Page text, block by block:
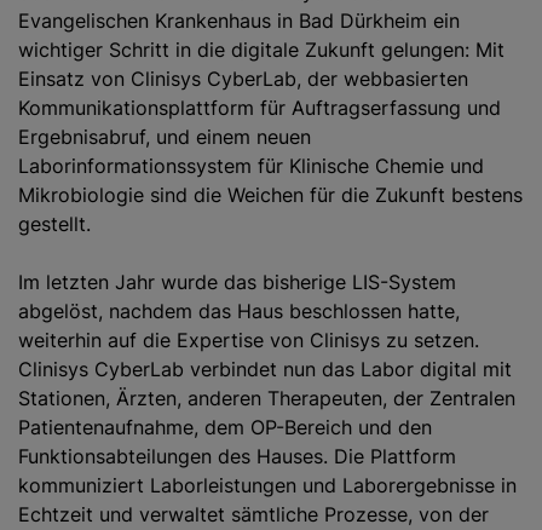
Evangelischen Krankenhaus in Bad Dürkheim ein
wichtiger Schritt in die digitale Zukunft gelungen: Mit
Einsatz von Clinisys CyberLab, der webbasierten
Kommunikationsplattform für Auftragserfassung und
Ergebnisabruf, und einem neuen
Laborinformationssystem für Klinische Chemie und
Mikrobiologie sind die Weichen für die Zukunft bestens
gestellt.
Im letzten Jahr wurde das bisherige LIS-System
abgelöst, nachdem das Haus beschlossen hatte,
weiterhin auf die Expertise von Clinisys zu setzen.
Clinisys CyberLab verbindet nun das Labor digital mit
Stationen, Ärzten, anderen Therapeuten, der Zentralen
Patientenaufnahme, dem OP-Bereich und den
Funktionsabteilungen des Hauses. Die Plattform
kommuniziert Laborleistungen und Laborergebnisse in
Echtzeit und verwaltet sämtliche Prozesse, von der